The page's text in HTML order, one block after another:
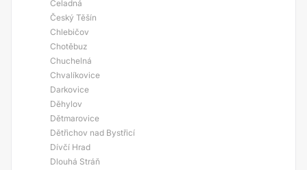
Čeladná
Český Těšín
Chlebičov
Chotěbuz
Chuchelná
Chvalíkovice
Darkovice
Děhylov
Dětmarovice
Dětřichov nad Bystřicí
Dívčí Hrad
Dlouhá Stráň